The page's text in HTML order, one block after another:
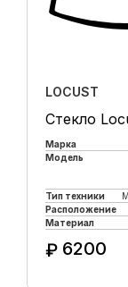
LOCUST
Стекло
Марка
Модель
Тип техники
Расположение
Материал
₽ 6200